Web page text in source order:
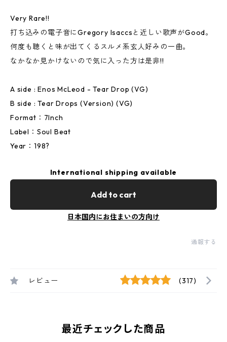
Very Rare!!
打ち込みの電子音にGregory Isaccsと近しい歌声がGood。
何度も聴くと味が出てくるスルメ系玄人好みの一曲。
なかなか見かけないので気に入った方は是非!!
A side : Enos McLeod - Tear Drop (VG)
B side : Tear Drops (Version) (VG)
Format：7Inch
Label：Soul Beat
Year：198?
International shipping available
Add to cart
日本国内にお住まいの方向け
通報する
レビュー (317)
最近チェックした商品